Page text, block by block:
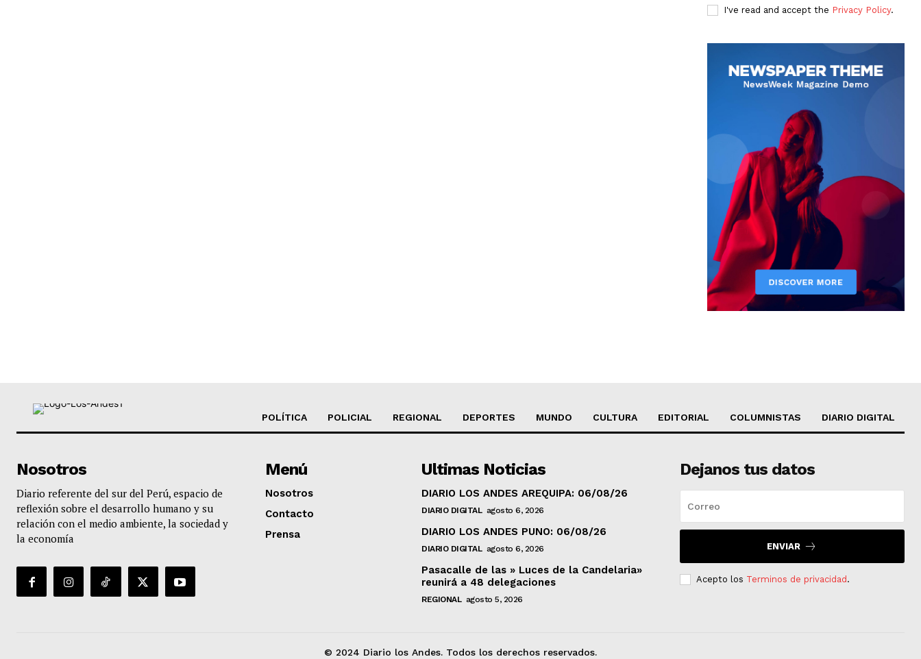
I've read and accept the Privacy Policy.
POLÍTICA POLICIAL REGIONAL DEPORTES MUNDO CULTURA EDITORIAL COLUMNISTAS DIARIO DIGITAL
Nosotros
Diario referente del sur del Perú, espacio de
reflexión sobre el desarrollo humano y su
relación con el medio ambiente, la sociedad y
la economía
Menú
Nosotros
Contacto
Prensa
Ultimas Noticias
DIARIO LOS ANDES AREQUIPA: 06/08/26
DIARIO DIGITAL agosto 6, 2026
DIARIO LOS ANDES PUNO: 06/08/26
DIARIO DIGITAL agosto 6, 2026
Pasacalle de las » Luces de la Candelaria»
reunirá a 48 delegaciones
REGIONAL agosto 5, 2026
Dejanos tus datos
ENVIAR
Acepto los Terminos de privacidad .
© 2024 Diario los Andes. Todos los derechos reservados.